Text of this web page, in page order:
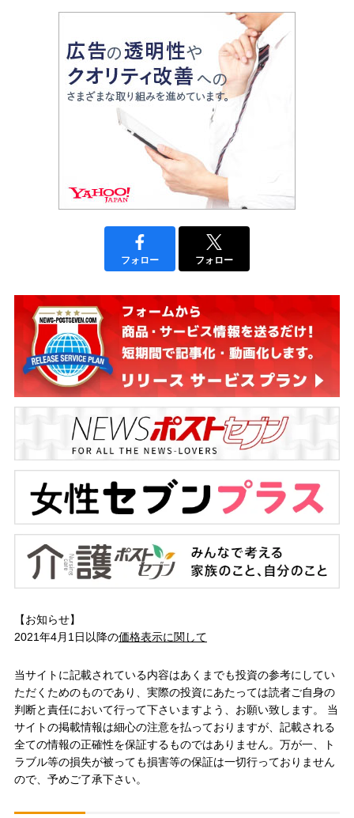
フォロー フォロー
【お知らせ】
2021年4月1日以降の価格表示に関して
当サイトに記載されている内容はあくまでも投資の参考にしてい
ただくためのものであり、実際の投資にあたっては読者ご自身の
判断と責任において行って下さいますよう、お願い致します。 当
サイトの掲載情報は細心の注意を払っておりますが、記載される
全ての情報の正確性を保証するものではありません。万が一、ト
ラブル等の損失が被っても損害等の保証は一切行っておりません
ので、予めご了承下さい。